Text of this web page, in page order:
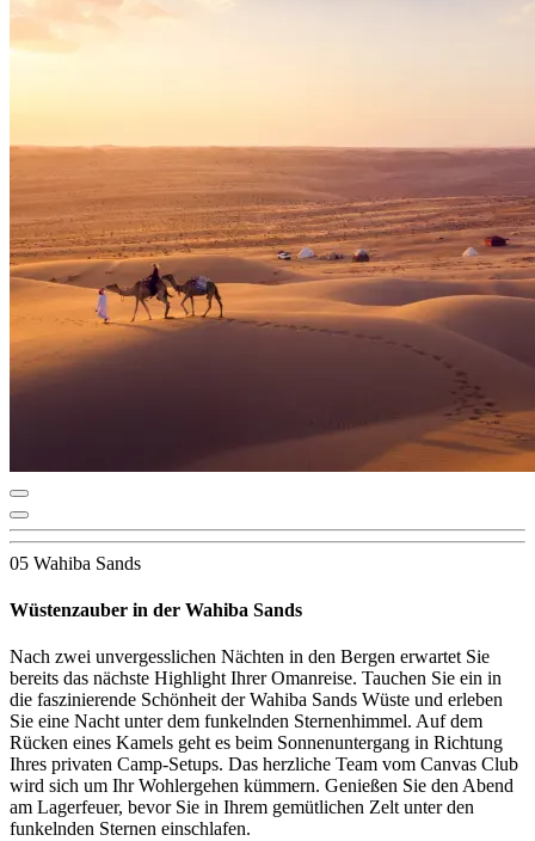
05 Wahiba Sands
Wüstenzauber in der Wahiba Sands
Nach zwei unvergesslichen Nächten in den Bergen erwartet Sie
bereits das nächste Highlight Ihrer Omanreise. Tauchen Sie ein in
die faszinierende Schönheit der Wahiba Sands Wüste und erleben
Sie eine Nacht unter dem funkelnden Sternenhimmel. Auf dem
Rücken eines Kamels geht es beim Sonnenuntergang in Richtung
Ihres privaten Camp-Setups. Das herzliche Team vom Canvas Club
wird sich um Ihr Wohlergehen kümmern. Genießen Sie den Abend
am Lagerfeuer, bevor Sie in Ihrem gemütlichen Zelt unter den
funkelnden Sternen einschlafen.